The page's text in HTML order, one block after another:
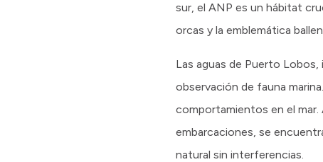
sur, el ANP es un hábitat
orcas y la emblemática
Las aguas de Puerto
observación de fauna
comportamientos en el
embarcaciones, se
natural sin interferencias.